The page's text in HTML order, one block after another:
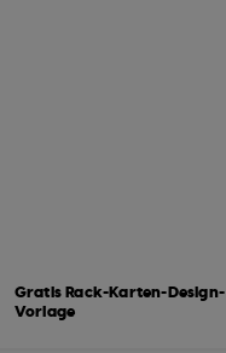
Gratis Rack-Karten-Design-
Vorlage